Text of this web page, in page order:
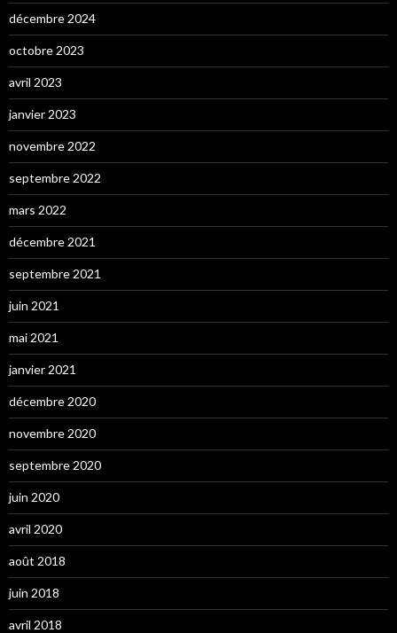
décembre 2024
octobre 2023
avril 2023
janvier 2023
novembre 2022
septembre 2022
mars 2022
décembre 2021
septembre 2021
juin 2021
mai 2021
janvier 2021
décembre 2020
novembre 2020
septembre 2020
juin 2020
avril 2020
août 2018
juin 2018
avril 2018